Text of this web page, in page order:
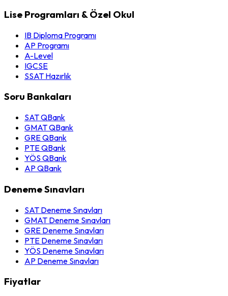
Lise Programları & Özel Okul
IB Diploma Programı
AP Programı
A-Level
IGCSE
SSAT Hazırlık
Soru Bankaları
SAT QBank
GMAT QBank
GRE QBank
PTE QBank
YÖS QBank
AP QBank
Deneme Sınavları
SAT Deneme Sınavları
GMAT Deneme Sınavları
GRE Deneme Sınavları
PTE Deneme Sınavları
YÖS Deneme Sınavları
AP Deneme Sınavları
Fiyatlar